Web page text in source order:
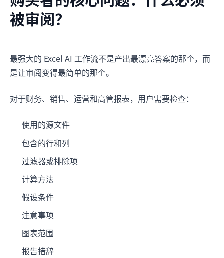
被审阅？
最强大的 Excel AI 工作流不是产出最漂亮答案的那个，而
是让审阅变得最简单的那个。
对于财务、销售、运营和高管报表，用户需要检查：
使用的源文件
包含的行和列
过滤器或排除项
计算方法
假设条件
注意事项
图表范围
报告措辞